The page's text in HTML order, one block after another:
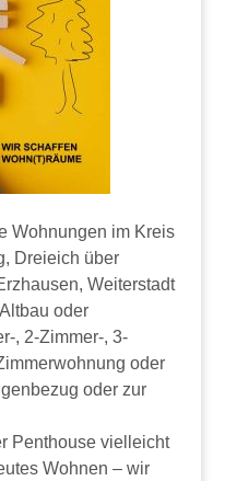
Wohnungen im Kreis
Dreieich über
Weiterstadt
oder
, 2-Zimmer-, 3-
oder
oder zur
Penthouse vielleicht
Wohnen – wir